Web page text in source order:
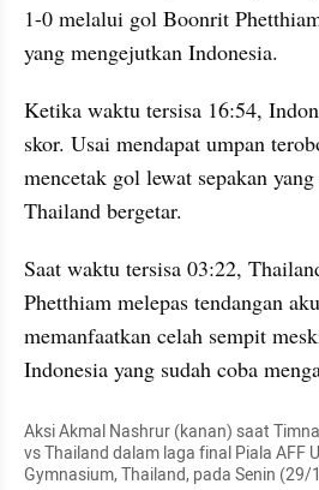
1-0 melalui gol Boonrit
yang mengejutkan Indonesia.
Ketika waktu tersisa 16:54,
skor. Usai mendapat umpan
mencetak gol lewat sepakan
Thailand bergetar.
Saat waktu tersisa 03:22,
Phetthiam melepas tendangan
memanfaatkan celah sempit
Indonesia yang sudah coba
Aksi Akmal Nashrur (kanan) saat
vs Thailand dalam laga final Piala AFF
Gymnasium, Thailand, pada Senin (29/